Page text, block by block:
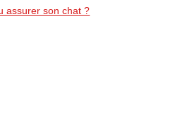
assurer son chat ?